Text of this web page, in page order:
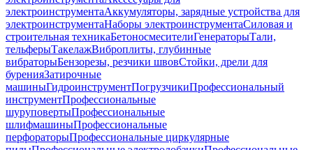
электроинструментаАккумуляторы, зарядные устройства для
электроинструментаНаборы электроинструментаСиловая и
строительная техникаБетоносмесителиГенераторыТали,
тельферыТакелажВиброплиты, глубинные
вибраторыБензорезы, резчики швовСтойки, дрели для
буренияЗатирочные
машиныГидроинструментПогрузчикиПрофессиональный
инструментПрофессиональные
шуруповертыПрофессиональные
шлифмашиныПрофессиональные
перфораторыПрофессиональные циркулярные